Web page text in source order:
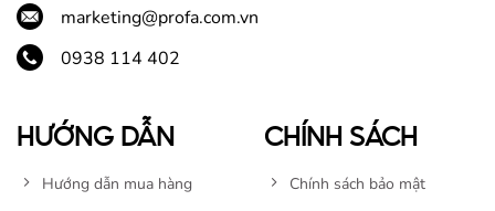
marketing@profa.com.vn
0938 114 402
HƯỚNG DẪN
Hướng dẫn mua hàng
CHÍNH SÁCH
Chính sách bảo mật